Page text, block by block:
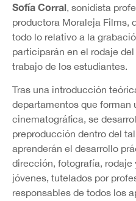
Sofía Corral, sonidista
productora Moraleja Films,
todo lo relativo a la
participarán en el rodaje
trabajo de los estudiantes.
Tras una introducción
departamentos que forman
cinematográfica, se
preproducción dentro del
aprenderán el desarrollo
dirección, fotografía, rodaje
jóvenes, tutelados por
responsables de todos los